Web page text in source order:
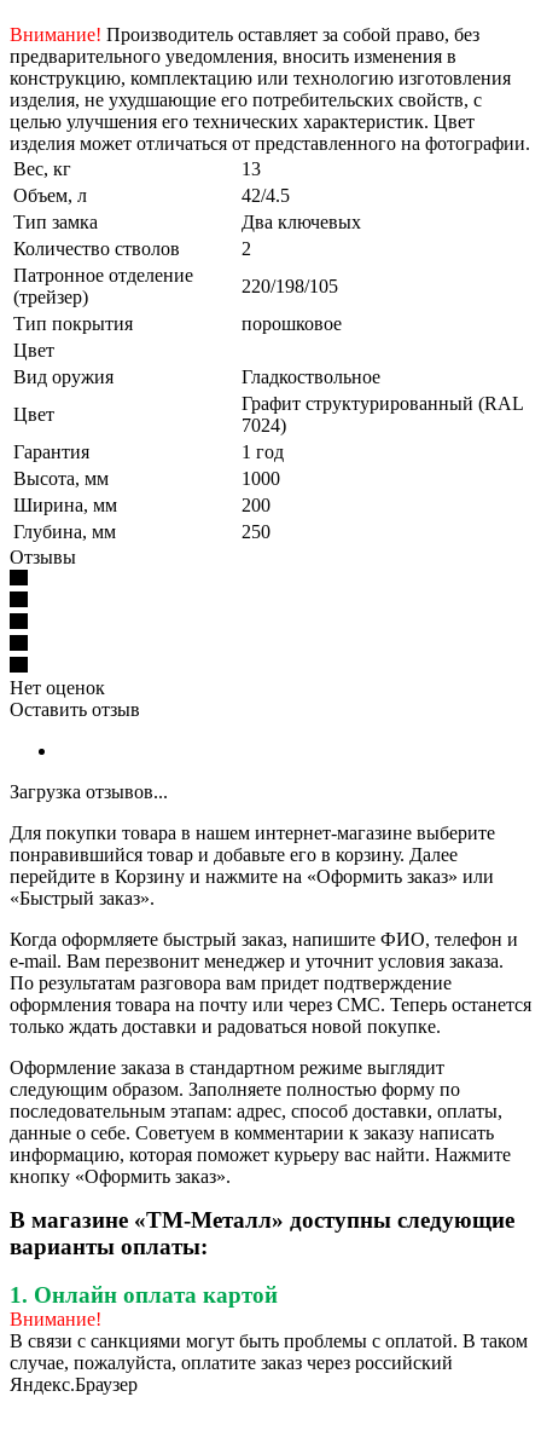
Внимание! Производитель оставляет за собой право, без
предварительного уведомления, вносить изменения в
конструкцию, комплектацию или технологию изготовления
изделия, не ухудшающие его потребительских свойств, с
целью улучшения его технических характеристик. Цвет
изделия может отличаться от представленного на фотографии.
Вес, кг
13
Объем, л
42/4.5
Тип замка
Два ключевых
Количество стволов
2
Патронное отделение
(трейзер)
220/198/105
Тип покрытия
порошковое
Цвет
Вид оружия
Гладкоствольное
Цвет
Графит структурированный (RAL
7024)
Гарантия
1 год
Высота, мм
1000
Ширина, мм
200
Глубина, мм
250
Отзывы
Нет оценок
Оставить отзыв
Загрузка отзывов...
Для покупки товара в нашем интернет-магазине выберите
понравившийся товар и добавьте его в корзину. Далее
перейдите в Корзину и нажмите на «Оформить заказ» или
«Быстрый заказ».
Когда оформляете быстрый заказ, напишите ФИО, телефон и
e-mail. Вам перезвонит менеджер и уточнит условия заказа.
По результатам разговора вам придет подтверждение
оформления товара на почту или через СМС. Теперь останется
только ждать доставки и радоваться новой покупке.
Оформление заказа в стандартном режиме выглядит
следующим образом. Заполняете полностью форму по
последовательным этапам: адрес, способ доставки, оплаты,
данные о себе. Советуем в комментарии к заказу написать
информацию, которая поможет курьеру вас найти. Нажмите
кнопку «Оформить заказ».
В магазине «ТМ-Металл» доступны следующие
варианты оплаты:
1. Онлайн оплата картой
Внимание!
В связи с санкциями могут быть проблемы с оплатой. В таком
случае, пожалуйста, оплатите заказ через российский
Яндекс.Браузер